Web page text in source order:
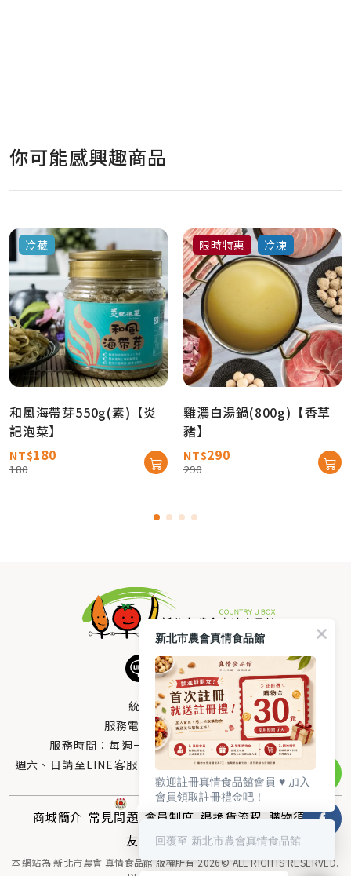
你可能感興趣商品
冷藏
和風海帶芽550g(素)【炎
記泡菜】
NT$180
180
限時特惠 冷凍
雞濃白湯鍋(800g)【香草
豬】
NT$290
290
統編：33378005
服務電話：0800-666-980
服務時間：每週一至週五AM 8：10～PM 5：00
週六、日請至LINE客服留言 LINE@帳號搜尋：@uboxorg
商城簡介 常見問題 會員制度 退換貨流程 購物須知
友情連結 聯絡我們
本網站為 新北市農會 真情食品館 版權所有 2026© ALL RIGHTS RESERVED.
新北市農會真情食品館
歡迎註冊真情食品館會員 ♥️ 加入
會員領取註冊禮金吧！
回覆至 新北市農會真情食品館